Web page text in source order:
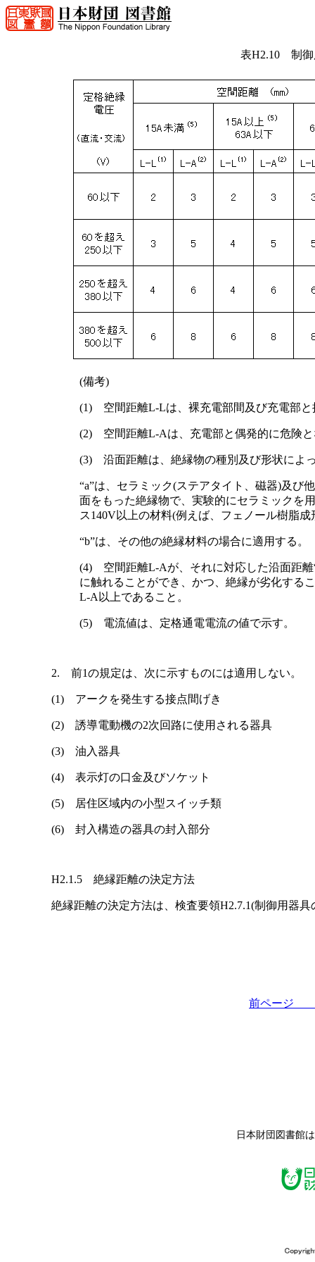
表H2.10 制御
(備考)
(1) 空間距離L-Lは、裸充電部間及び充電部と
(2) 空間距離L-Aは、充電部と偶発的に危険
(3) 沿面距離は、絶縁物の種別及び形状によ
“a”は、セラミック(ステアタイト、磁器)及び
面をもった絶縁物で、実験的にセラミックを
ス140V以上の材料(例えば、フェノール樹脂
“b”は、その他の絶縁材料の場合に適用する。
(4) 空間距離L-Aが、それに対応した沿面距離
に触れることができ、かつ、絶縁が劣化する
L-A以上であること。
(5) 電流値は、定格通電電流の値で示す。
2. 前1の規定は、次に示すものには適用しない。
(1) アークを発生する接点間げき
(2) 誘導電動機の2次回路に使用される器具
(3) 油入器具
(4) 表示灯の口金及びソケット
(5) 居住区域内の小型スイッチ類
(6) 封入構造の器具の封入部分
H2.1.5 絶縁距離の決定方法
絶縁距離の決定方法は、検査要領H2.7.1(制御用器
前ペー
日本財団図書館